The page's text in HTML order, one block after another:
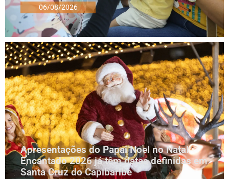
06/08/2026
Apresentações do Papai Noel no Natal
Encantado 2026 já têm datas definidas em
Santa Cruz do Capibaribe